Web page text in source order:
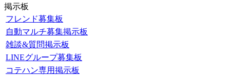
掲示板
フレンド募集板
自動マルチ募集掲示板
雑談&質問掲示板
LINEグループ募集板
コテハン専用掲示板